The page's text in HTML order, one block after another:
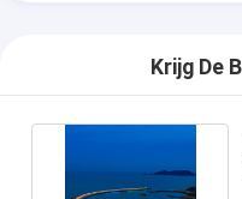
Krijg De